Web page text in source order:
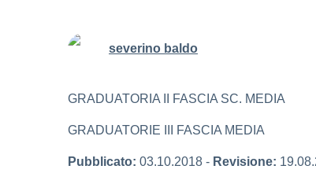
severino baldo
GRADUATORIA II FASCIA SC. MEDIA
GRADUATORIE III FASCIA MEDIA
Pubblicato: 03.10.2018 - Revisione: